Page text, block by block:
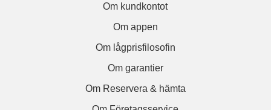
Om kundkontot
Om appen
Om lågprisfilosofin
Om garantier
Om Reservera & hämta